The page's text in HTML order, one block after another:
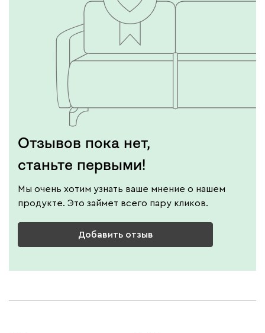
Отзывов пока нет,
станьте первыми!
Мы очень хотим узнать ваше мнение о нашем
продукте. Это займет всего пару кликов.
Добавить отзыв